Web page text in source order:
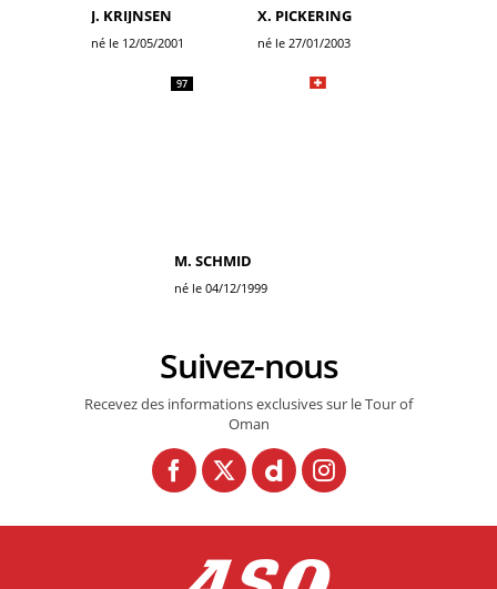
J. KRIJNSEN
né le 12/05/2001
X. PICKERING
né le 27/01/2003
97
M. SCHMID
né le 04/12/1999
Suivez-nous
Recevez des informations exclusives sur le Tour of
Oman